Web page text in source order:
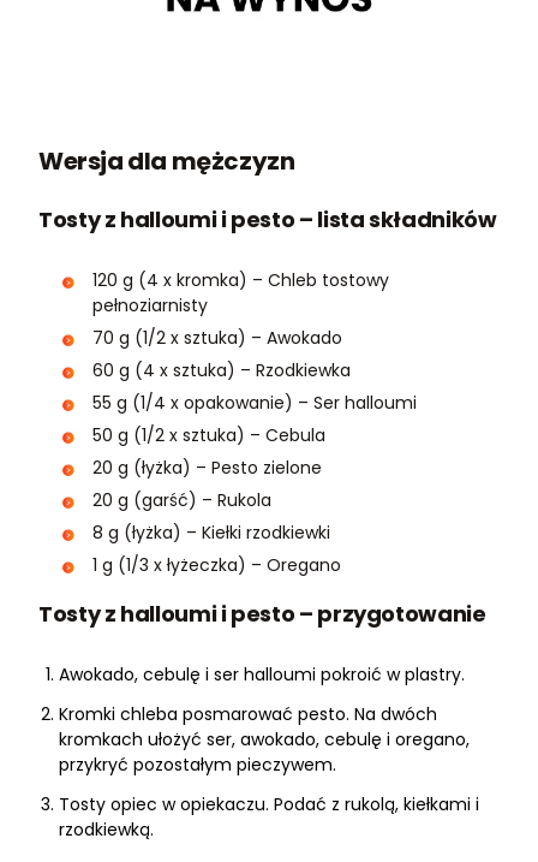
Wersja dla mężczyzn
Tosty z halloumi i pesto – lista składników
120 g (4 x kromka) – Chleb tostowy
pełnoziarnisty
70 g (1/2 x sztuka) – Awokado
60 g (4 x sztuka) – Rzodkiewka
55 g (1/4 x opakowanie) – Ser halloumi
50 g (1/2 x sztuka) – Cebula
20 g (łyżka) – Pesto zielone
20 g (garść) – Rukola
8 g (łyżka) – Kiełki rzodkiewki
1 g (1/3 x łyżeczka) – Oregano
Tosty z halloumi i pesto – przygotowanie
Awokado, cebulę i ser halloumi pokroić w plastry.
Kromki chleba posmarować pesto. Na dwóch
kromkach ułożyć ser, awokado, cebulę i oregano,
przykryć pozostałym pieczywem.
Tosty opiec w opiekaczu. Podać z rukolą, kiełkami i
rzodkiewką.